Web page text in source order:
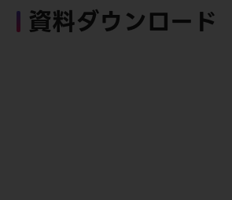
資料ダウンロード